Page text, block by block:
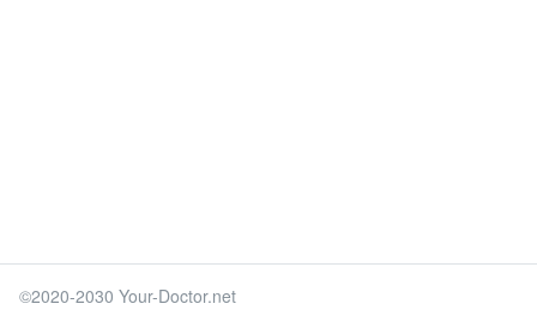
©2020-2030 Your-Doctor.net